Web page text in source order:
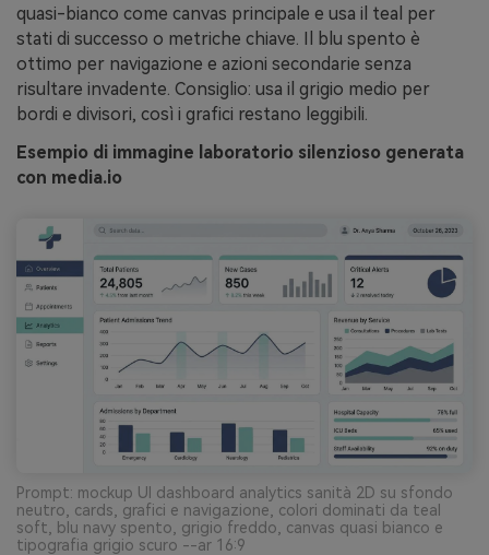
quasi-bianco come canvas principale e usa il teal per
stati di successo o metriche chiave. Il blu spento è
ottimo per navigazione e azioni secondarie senza
risultare invadente. Consiglio: usa il grigio medio per
bordi e divisori, così i grafici restano leggibili.
Esempio di immagine laboratorio silenzioso generata
con media.io
Prompt: mockup UI dashboard analytics sanità 2D su sfondo
neutro, cards, grafici e navigazione, colori dominati da teal
soft, blu navy spento, grigio freddo, canvas quasi bianco e
tipografia grigio scuro --ar 16:9